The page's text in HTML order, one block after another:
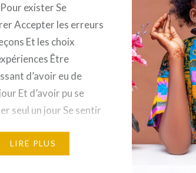
exister Se
Accepter les erreurs
Et les choix
Être
d’avoir eu de
Et d’avoir pu se
seul un jour Se sentir
dans sa vie De ne plus
LIRE PLUS